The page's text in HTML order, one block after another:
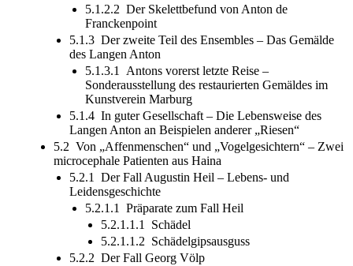
5.1.2.2 Der Skelettbefund von Anton de
Franckenpoint
5.1.3 Der zweite Teil des Ensembles – Das Gemälde
des Langen Anton
5.1.3.1 Antons vorerst letzte Reise –
Sonderausstellung des restaurierten Gemäldes im
Kunstverein Marburg
5.1.4 In guter Gesellschaft – Die Lebensweise des
Langen Anton an Beispielen anderer „Riesen“
5.2 Von „Affenmenschen“ und „Vogelgesichtern“ – Zwei
microcephale Patienten aus Haina
5.2.1 Der Fall Augustin Heil – Lebens- und
Leidensgeschichte
5.2.1.1 Präparate zum Fall Heil
5.2.1.1.1 Schädel
5.2.1.1.2 Schädelgipsausguss
5.2.2 Der Fall Georg Völp